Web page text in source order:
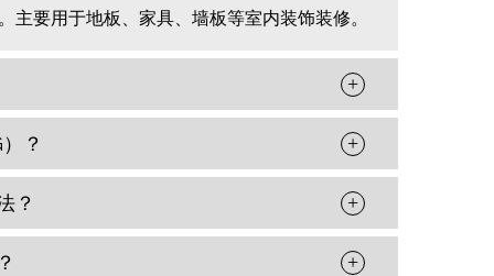
主要用于地板、家具、墙板等室内装饰装修。
+
？ +
？ +
+